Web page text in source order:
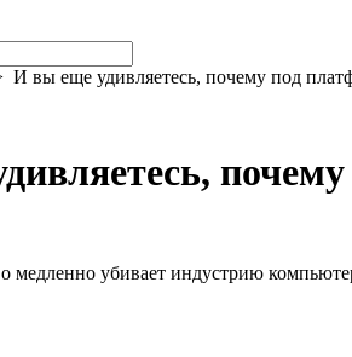
И вы еще удивляетесь, почему под
медленно убивает индустрию